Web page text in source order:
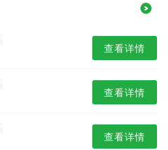
查看详情
查看详情
查看详情